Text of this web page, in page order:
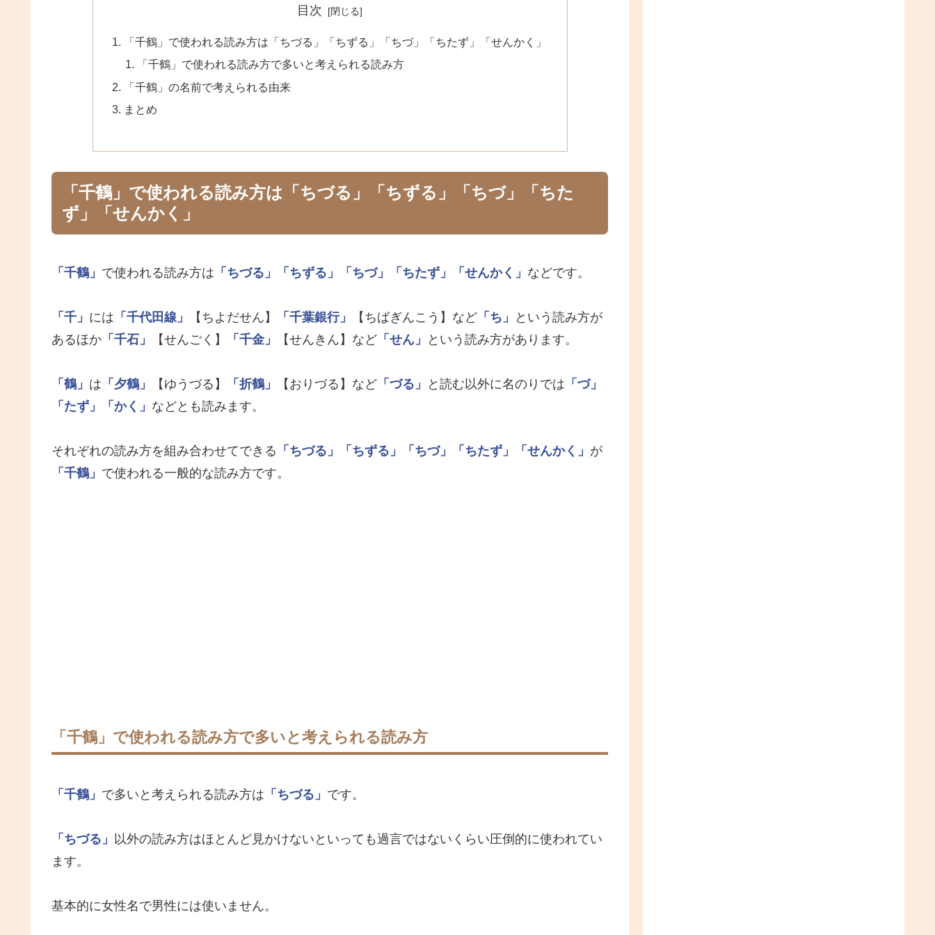
目次
「千鶴」で使われる読み方は「ちづる」「ちずる」「ちづ」「ちたず」「せんかく」
「千鶴」で使われる読み方で多いと考えられる読み方
「千鶴」の名前で考えられる由来
まとめ
「千鶴」で使われる読み方は「ちづる」「ちずる」「ちづ」「ちた
ず」「せんかく」
「千鶴」 で使われる読み方は 「ちづる」 「ちずる」 「ちづ」 「ちたず」 「せんかく」 などです。
「千」 には 「千代田線」 【ちよだせん】 「千葉銀行」 【ちばぎんこう】など 「ち」
という読み方が
あるほか 「千石」 【せんごく】 「千金」 【せんきん】など 「せん」 という読み方があります。
「鶴」 は 「夕鶴」 【ゆうづる】 「折鶴」 【おりづる】など 「づる」 と読む以外に名のりでは 「づ」
「たず」
「かく」 などとも読みます。
それぞれの読み方を組み合わせてできる 「ちづる」 「ちずる」 「ちづ」 「ちたず」 「せんかく」 が
「千鶴」 で使われる一般的な読み方です。
「千鶴」で使われる読み方で多いと考えられる読み方
「千鶴」 で多いと考えられる読み方は 「ちづる」 です。
「ちづる」
以外の読み方はほとんど見かけないといっても過言ではないくらい圧倒的に使われてい
ます。
基本的に女性名で男性には使いません。